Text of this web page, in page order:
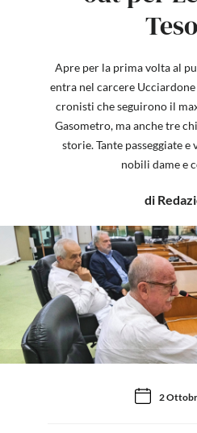
Apre per la prima volta al
entra nel carcere Ucciardone
cronisti che seguirono il
Gasometro, ma anche tre
storie. Tante passeggiate
nobili dame e
di
2